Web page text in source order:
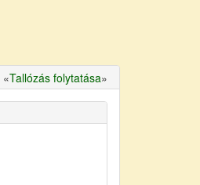
«Tallózás folytatása»